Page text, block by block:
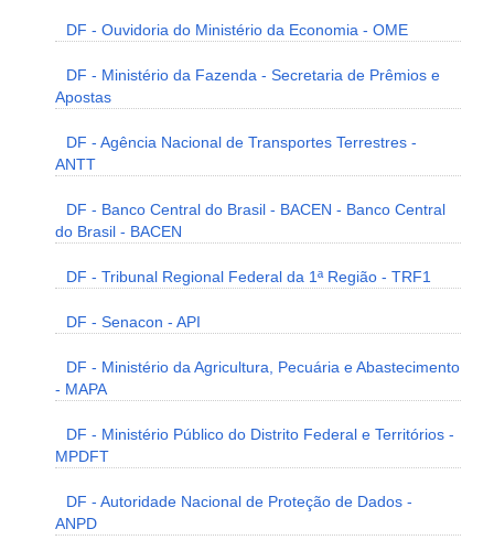
DF - Ouvidoria do Ministério da Economia - OME
DF - Ministério da Fazenda - Secretaria de Prêmios e
Apostas
DF - Agência Nacional de Transportes Terrestres -
ANTT
DF - Banco Central do Brasil - BACEN - Banco Central
do Brasil - BACEN
DF - Tribunal Regional Federal da 1ª Região - TRF1
DF - Senacon - API
DF - Ministério da Agricultura, Pecuária e Abastecimento
- MAPA
DF - Ministério Público do Distrito Federal e Territórios -
MPDFT
DF - Autoridade Nacional de Proteção de Dados -
ANPD